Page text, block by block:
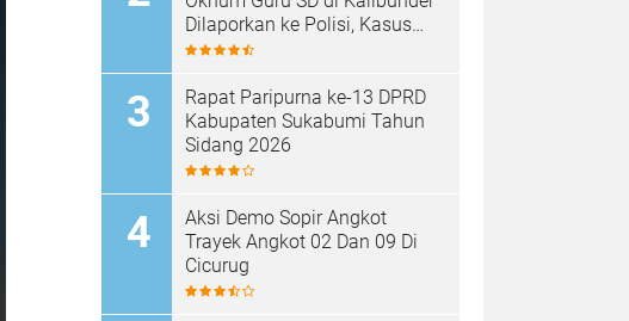
Dilaporkan ke Polisi, Kasus
Ditangani Satreskrim Polres
Rapat Paripurna ke-13 DPRD
Kabupaten Sukabumi Tahun
Sidang 2026
Aksi Demo Sopir Angkot
Trayek Angkot 02 Dan 09 Di
Cicurug